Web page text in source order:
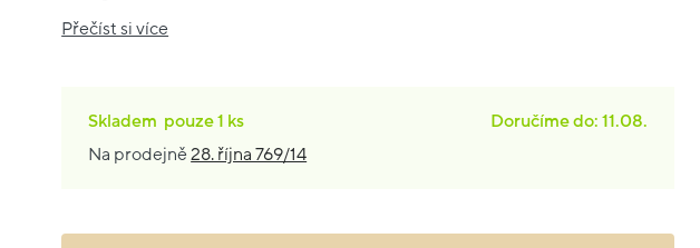
Přečíst si více
Skladem pouze1 ks
Doručíme do: 11.08.
Na prodejně28. října 769/14